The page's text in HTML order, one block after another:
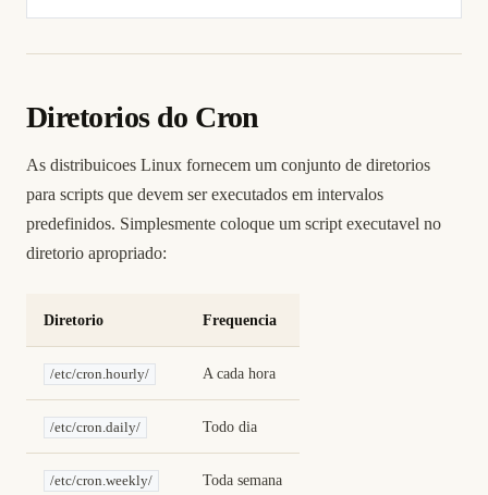
Diretorios do Cron
As distribuicoes Linux fornecem um conjunto de diretorios
para scripts que devem ser executados em intervalos
predefinidos. Simplesmente coloque um script executavel no
diretorio apropriado:
Diretorio Frequencia
/etc/cron.hourly/ A cada hora
/etc/cron.daily/ Todo dia
/etc/cron.weekly/ Toda semana